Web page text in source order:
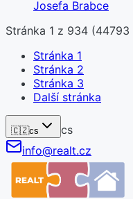
Josefa Brabce
Stránka 1 z 934 (44793
Stránka 1
Stránka 2
Stránka 3
Další stránka
🇨🇿cs
cs
info@realt.cz